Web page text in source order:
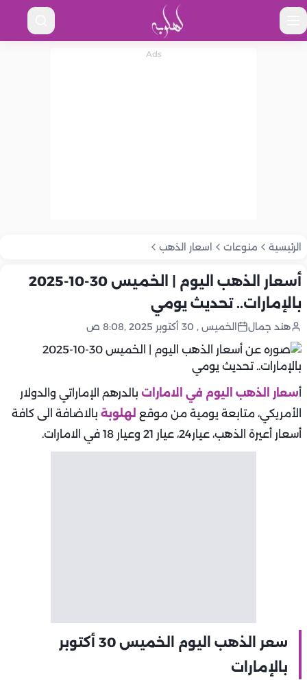
الرئيسية منوعات اسعار الذهب
أسعار الذهب اليوم | الخميس 30-10-2025
بالإمارات.. تحديث يومي
هند جمال الخميس , 30 أكتوبر 2025 ,8:08 ص
أسعار الذهب اليوم في الامارات بالدرهم الإماراتي والدولار
الأمريكي، متابعة يومية من موقع لهلوبة بالاضافة الى كافة
أسعار أعيرة الذهب، عيار24، عيار 21 وعيار 18 في الامارات.
سعر الذهب اليوم الخميس 30 أكتوبر
بالإمارات